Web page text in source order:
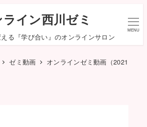
イン西川ゼミ
る『学び合い』のオンラインサロン
MENU
ゼミ動画
オンラインゼミ動画（2021